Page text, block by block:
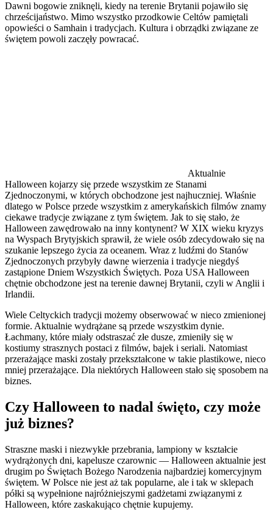
Dawni bogowie zniknęli, kiedy na terenie Brytanii pojawiło się
chrześcijaństwo. Mimo wszystko przodkowie Celtów pamiętali
opowieści o Samhain i tradycjach. Kultura i obrządki związane ze
świętem powoli zaczęły powracać.
Aktualnie
Halloween kojarzy się przede wszystkim ze Stanami
Zjednoczonymi, w których obchodzone jest najhuczniej. Właśnie
dlatego w Polsce przede wszystkim z amerykańskich filmów znamy
ciekawe tradycje związane z tym świętem. Jak to się stało, że
Halloween zawędrowało na inny kontynent? W XIX wieku kryzys
na Wyspach Brytyjskich sprawił, że wiele osób zdecydowało się na
szukanie lepszego życia za oceanem. Wraz z ludźmi do Stanów
Zjednoczonych przybyły dawne wierzenia i tradycje niegdyś
zastąpione Dniem Wszystkich Świętych. Poza USA Halloween
chętnie obchodzone jest na terenie dawnej Brytanii, czyli w Anglii i
Irlandii.
Wiele Celtyckich tradycji możemy obserwować w nieco zmienionej
formie. Aktualnie wydrążane są przede wszystkim dynie.
Łachmany, które miały odstraszać złe dusze, zmieniły się w
kostiumy strasznych postaci z filmów, bajek i seriali. Natomiast
przerażające maski zostały przekształcone w takie plastikowe, nieco
mniej przerażające. Dla niektórych Halloween stało się sposobem na
biznes.
Czy Halloween to nadal święto, czy może
już biznes?
Straszne maski i niezwykłe przebrania, lampiony w kształcie
wydrążonych dni, kapelusze czarownic — Halloween aktualnie jest
drugim po Świętach Bożego Narodzenia najbardziej komercyjnym
świętem. W Polsce nie jest aż tak popularne, ale i tak w sklepach
półki są wypełnione najróżniejszymi gadżetami związanymi z
Halloween, które zaskakująco chętnie kupujemy.